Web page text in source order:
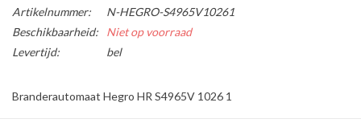
Artikelnummer:
N-HEGRO-S4965V10261
Beschikbaarheid:
Niet op voorraad
Levertijd:
bel
Branderautomaat Hegro HR S4965V 1026 1